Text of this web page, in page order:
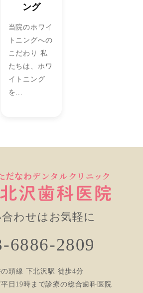
ング
当院のホワイ
トニングへの
こだわり 私
たちは、ホワ
イトニング
を...
わせはお気軽に
6886-2809
頭線 下北沢駅 徒歩4分
日19時まで診療の総合歯科医院